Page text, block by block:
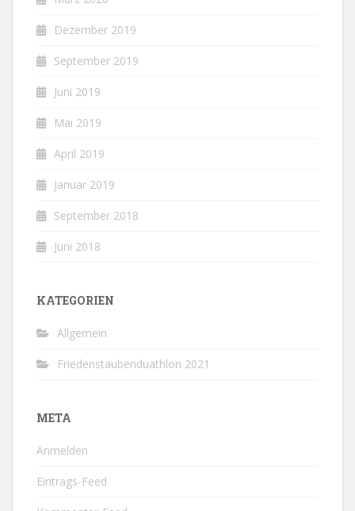
Dezember 2019
September 2019
Juni 2019
Mai 2019
April 2019
Januar 2019
September 2018
Juni 2018
KATEGORIEN
Allgemein
Friedenstaubenduathlon 2021
META
Anmelden
Eintrags-Feed